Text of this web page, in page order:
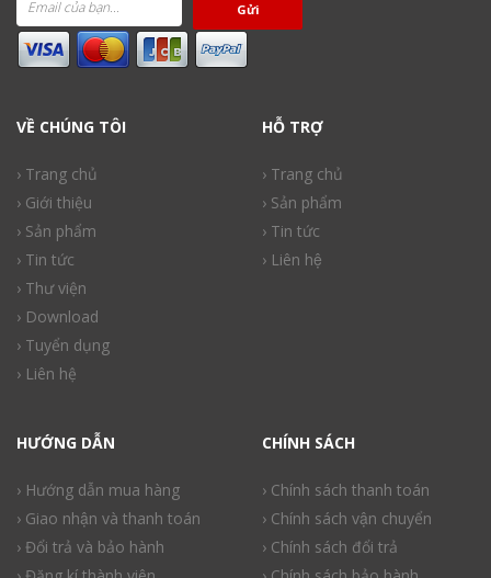
Gửi
VỀ CHÚNG TÔI
› Trang chủ
› Giới thiệu
› Sản phẩm
› Tin tức
› Thư viện
› Download
› Tuyển dụng
› Liên hệ
HỖ TRỢ
› Trang chủ
› Sản phẩm
› Tin tức
› Liên hệ
HƯỚNG DẪN
› Hướng dẫn mua hàng
› Giao nhận và thanh toán
› Đổi trả và bảo hành
CHÍNH SÁCH
› Chính sách thanh toán
› Chính sách vận chuyển
› Chính sách đổi trả